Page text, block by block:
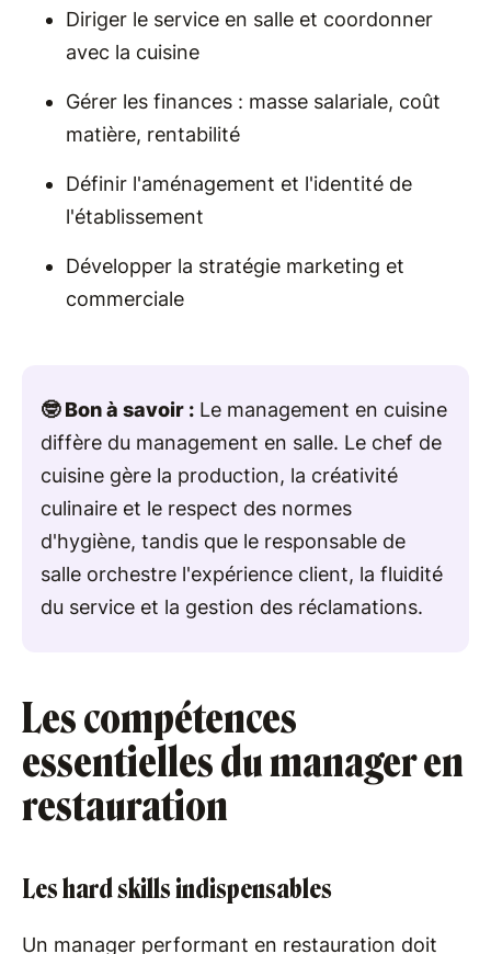
Diriger le service en salle et coordonner
avec la cuisine
Gérer les finances : masse salariale, coût
matière, rentabilité
Définir l'aménagement et l'identité de
l'établissement
Développer la stratégie marketing et
commerciale
🤓 Bon à savoir : Le management en cuisine
diffère du management en salle. Le chef de
cuisine gère la production, la créativité
culinaire et le respect des normes
d'hygiène, tandis que le responsable de
salle orchestre l'expérience client, la fluidité
du service et la gestion des réclamations.
Les compétences
essentielles du manager en
restauration
Les hard skills indispensables
Un manager performant en restauration doit